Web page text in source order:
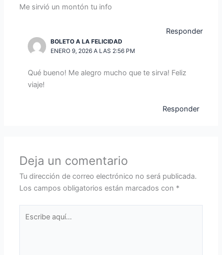
Me sirvió un montón tu info
Responder
BOLETO A LA FELICIDAD
ENERO 9, 2026 A LAS 2:56 PM
Qué bueno! Me alegro mucho que te sirva! Feliz
viaje!
Responder
Deja un comentario
Tu dirección de correo electrónico no será publicada.
Los campos obligatorios están marcados con *
aquí...